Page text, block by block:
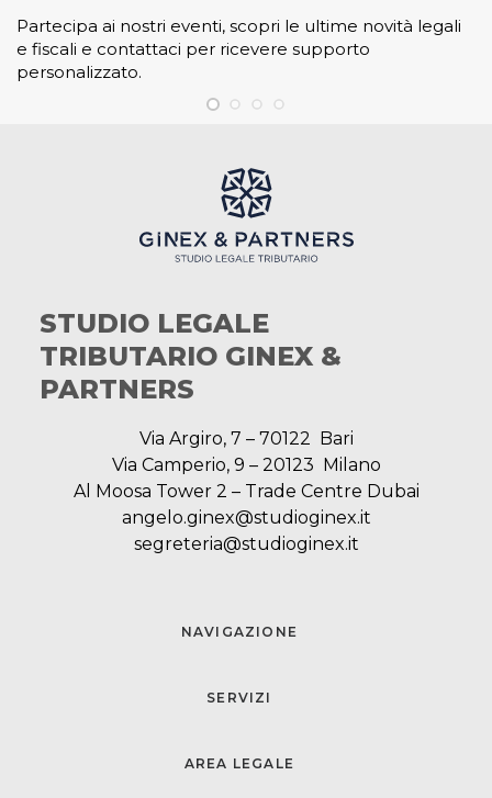
Partecipa ai nostri eventi, scopri le ultime novità legali
e fiscali e contattaci per ricevere supporto
personalizzato.
STUDIO LEGALE
TRIBUTARIO GINEX &
PARTNERS
Via Argiro, 7 – 70122 Bari
Via Camperio, 9 – 20123 Milano
Al Moosa Tower 2 – Trade Centre Dubai
angelo.ginex@studioginex.it
segreteria@studioginex.it
NAVIGAZIONE
SERVIZI
AREA LEGALE